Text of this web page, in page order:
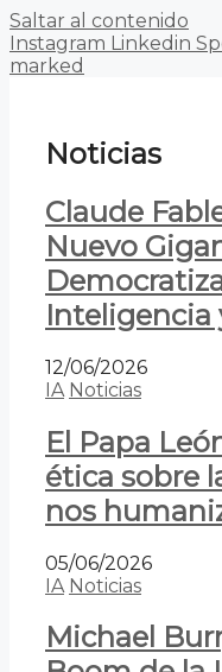
Saltar al contenido
Instagram Linkedin
marked
Noticias
Claude
Nuevo
Inteligencia
12/06/2026
IA Noticias
El Papa
ética sobre
nos
05/06/2026
IA Noticias
Michael